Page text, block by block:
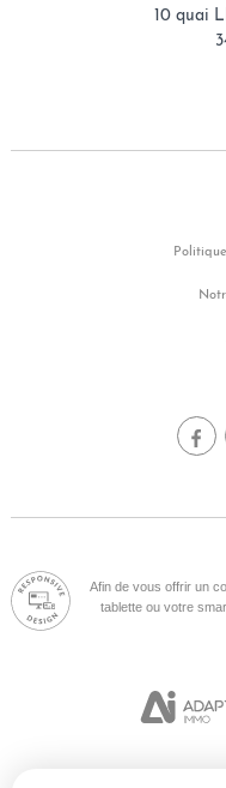
10 quai
Afin de vous offrir un
tablette ou votre